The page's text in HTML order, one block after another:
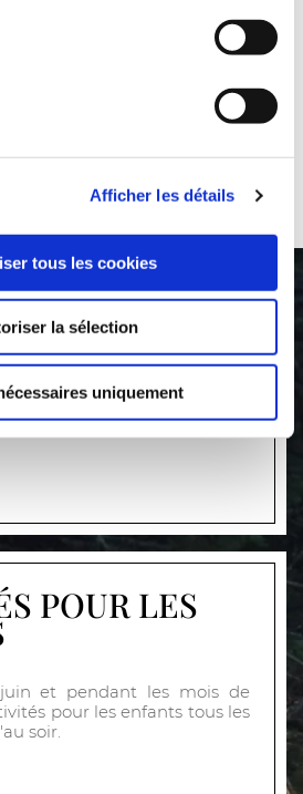
Afficher les détails
tous les cookies
la sélection
uniquement
TOURNOI
-
2026
POUR LES
et pendant les mois de
pour les enfants tous les
soir.